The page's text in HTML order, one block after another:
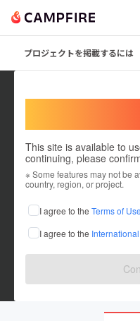
プロジェクトを掲載するには
This site is available to
continuing, please
※ Some features may not be
country, region, or project.
I agree to the Terms of Use
I agree to the
これまでに1件のプロジェ
在住国：日本 現在地：福井県
出身国：日本 出身地：福井県